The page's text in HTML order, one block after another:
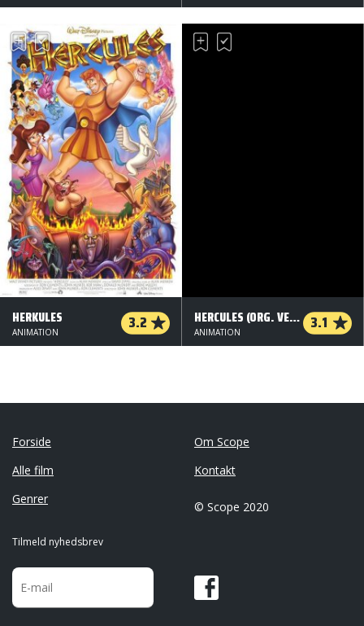
HERKULES 3.2
ANIMATION
HERCULES (ORG. VERSION) 3.1
ANIMATION
Forside
Alle film
Genrer
Om Scope
Kontakt
© Scope 2020
Tilmeld nyhedsbrev